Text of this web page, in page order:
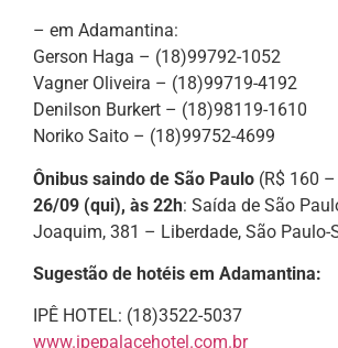
– em Adamantina:
Gerson Haga – (18)99792-1052
Vagner Oliveira – (18)99719-4192
Denilson Burkert – (18)98119-1610
Noriko Saito – (18)99752-4699
Ônibus saindo de São Paulo (R$ 160
26/09 (qui), às 22h: Saída de São
Joaquim, 381 – Liberdade, São Paulo-
Sugestão de hotéis em Adamantina:
IPÊ HOTEL: (18)3522-5037
www.ipepalacehotel.com.br